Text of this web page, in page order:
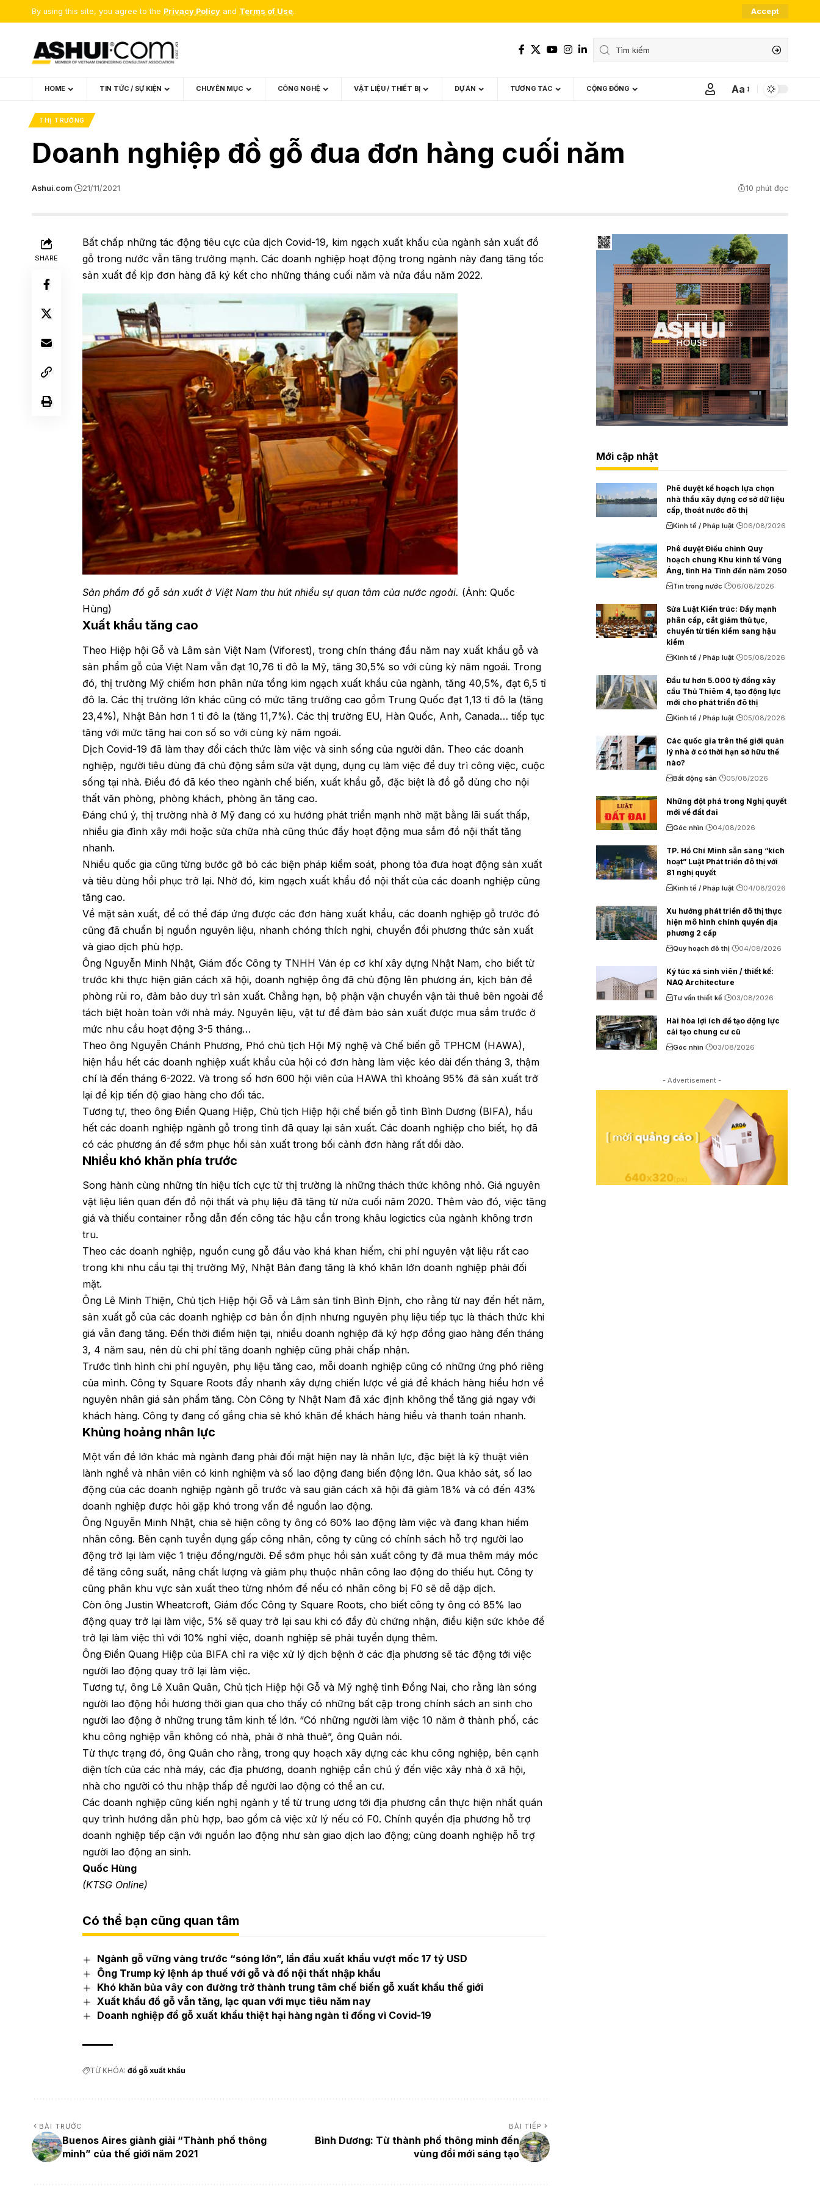
By using this site, you agree to the Privacy Policy and Terms of Use. Accept
HOME TIN TỨC / SỰ KIỆN CHUYÊN MỤC CÔNG NGHỆ VẬT LIỆU / THIẾT BỊ DỰ ÁN TƯƠNG TÁC CỘNG ĐỒNG
Font
Aa
THỊ TRƯỜNG
Doanh nghiệp đồ gỗ đua đơn hàng cuối năm
Ashui.com 21/11/2021 10 phút đọc
SHARE
Bất chấp những tác động tiêu cực của dịch Covid-19, kim ngạch xuất khẩu của ngành sản xuất đồ
gỗ trong nước vẫn tăng trưởng mạnh. Các doanh nghiệp hoạt động trong ngành này đang tăng tốc
sản xuất để kịp đơn hàng đã ký kết cho những tháng cuối năm và nửa đầu năm 2022.
Sản phẩm đồ gỗ sản xuất ở Việt Nam thu hút nhiều sự quan tâm của nước ngoài. (Ảnh: Quốc
Hùng)
Xuất khẩu tăng cao
Theo Hiệp hội Gỗ và Lâm sản Việt Nam (Viforest), trong chín tháng đầu năm nay xuất khẩu gỗ và
sản phẩm gỗ của Việt Nam vẫn đạt 10,76 tỉ đô la Mỹ, tăng 30,5% so với cùng kỳ năm ngoái. Trong
đó, thị trường Mỹ chiếm hơn phân nửa tổng kim ngạch xuất khẩu của ngành, tăng 40,5%, đạt 6,5 tỉ
đô la. Các thị trường lớn khác cũng có mức tăng trưởng cao gồm Trung Quốc đạt 1,13 tỉ đô la (tăng
23,4%), Nhật Bản hơn 1 tỉ đô la (tăng 11,7%). Các thị trường EU, Hàn Quốc, Anh, Canada… tiếp tục
tăng với mức tăng hai con số so với cùng kỳ năm ngoái.
Dịch Covid-19 đã làm thay đổi cách thức làm việc và sinh sống của người dân. Theo các doanh
nghiệp, người tiêu dùng đã chủ động sắm sửa vật dụng, dụng cụ làm việc để duy trì công việc, cuộc
sống tại nhà. Điều đó đã kéo theo ngành chế biến, xuất khẩu gỗ, đặc biệt là đồ gỗ dùng cho nội
thất văn phòng, phòng khách, phòng ăn tăng cao.
Đáng chú ý, thị trường nhà ở Mỹ đang có xu hướng phát triển mạnh nhờ mặt bằng lãi suất thấp,
nhiều gia đình xây mới hoặc sửa chữa nhà cũng thúc đẩy hoạt động mua sắm đồ nội thất tăng
nhanh.
Nhiều quốc gia cũng từng bước gỡ bỏ các biện pháp kiểm soát, phong tỏa đưa hoạt động sản xuất
và tiêu dùng hồi phục trở lại. Nhờ đó, kim ngạch xuất khẩu đồ nội thất của các doanh nghiệp cũng
tăng cao.
Về mặt sản xuất, để có thể đáp ứng được các đơn hàng xuất khẩu, các doanh nghiệp gỗ trước đó
cũng đã chuẩn bị nguồn nguyên liệu, nhanh chóng thích nghi, chuyển đổi phương thức sản xuất
và giao dịch phù hợp.
Ông Nguyễn Minh Nhật, Giám đốc Công ty TNHH Ván ép cơ khí xây dựng Nhật Nam, cho biết từ
trước khi thực hiện giãn cách xã hội, doanh nghiệp ông đã chủ động lên phương án, kịch bản đề
phòng rủi ro, đảm bảo duy trì sản xuất. Chẳng hạn, bộ phận vận chuyển vận tải thuê bên ngoài để
tách biệt hoàn toàn với nhà máy. Nguyên liệu, vật tư để đảm bảo sản xuất được mua sắm trước ở
mức nhu cầu hoạt động 3-5 tháng…
Theo ông Nguyễn Chánh Phương, Phó chủ tịch Hội Mỹ nghệ và Chế biến gỗ TPHCM (HAWA),
hiện hầu hết các doanh nghiệp xuất khẩu của hội có đơn hàng làm việc kéo dài đến tháng 3, thậm
chí là đến tháng 6-2022. Và trong số hơn 600 hội viên của HAWA thì khoảng 95% đã sản xuất trở
lại để kịp tiến độ giao hàng cho đối tác.
Tương tự, theo ông Điền Quang Hiệp, Chủ tịch Hiệp hội chế biến gỗ tỉnh Bình Dương (BIFA), hầu
hết các doanh nghiệp ngành gỗ trong tỉnh đã quay lại sản xuất. Các doanh nghiệp cho biết, họ đã
có các phương án để sớm phục hồi sản xuất trong bối cảnh đơn hàng rất dồi dào.
Nhiều khó khăn phía trước
Song hành cùng những tín hiệu tích cực từ thị trường là những thách thức không nhỏ. Giá nguyên
vật liệu liên quan đến đồ nội thất và phụ liệu đã tăng từ nửa cuối năm 2020. Thêm vào đó, việc tăng
giá và thiếu container rỗng dẫn đến công tác hậu cần trong khâu logictics của ngành không trơn
tru.
Theo các doanh nghiệp, nguồn cung gỗ đầu vào khá khan hiếm, chi phí nguyên vật liệu rất cao
trong khi nhu cầu tại thị trường Mỹ, Nhật Bản đang tăng là khó khăn lớn doanh nghiệp phải đối
mặt.
Ông Lê Minh Thiện, Chủ tịch Hiệp hội Gỗ và Lâm sản tỉnh Bình Định, cho rằng từ nay đến hết năm,
sản xuất gỗ của các doanh nghiệp cơ bản ổn định nhưng nguyên phụ liệu tiếp tục là thách thức khi
giá vẫn đang tăng. Đến thời điểm hiện tại, nhiều doanh nghiệp đã ký hợp đồng giao hàng đến tháng
3, 4 năm sau, nên dù chi phí tăng doanh nghiệp cũng phải chấp nhận.
Trước tình hình chi phí nguyên, phụ liệu tăng cao, mỗi doanh nghiệp cũng có những ứng phó riêng
của mình. Công ty Square Roots đẩy nhanh xây dựng chiến lược về giá để khách hàng hiểu hơn về
nguyên nhân giá sản phẩm tăng. Còn Công ty Nhật Nam đã xác định không thể tăng giá ngay với
khách hàng. Công ty đang cố gắng chia sẻ khó khăn để khách hàng hiểu và thanh toán nhanh.
Khủng hoảng nhân lực
Một vấn đề lớn khác mà ngành đang phải đối mặt hiện nay là nhân lực, đặc biệt là kỹ thuật viên
lành nghề và nhân viên có kinh nghiệm và số lao động đang biến động lớn. Qua khảo sát, số lao
động của các doanh nghiệp ngành gỗ trước và sau giãn cách xã hội đã giảm 18% và có đến 43%
doanh nghiệp được hỏi gặp khó trong vấn đề nguồn lao động.
Ông Nguyễn Minh Nhật, chia sẻ hiện công ty ông có 60% lao động làm việc và đang khan hiếm
nhân công. Bên cạnh tuyển dụng gấp công nhân, công ty cũng có chính sách hỗ trợ người lao
động trở lại làm việc 1 triệu đồng/người. Để sớm phục hồi sản xuất công ty đã mua thêm máy móc
để tăng công suất, nâng chất lượng và giảm phụ thuộc nhân công lao động do thiếu hụt. Công ty
cũng phân khu vực sản xuất theo từng nhóm để nếu có nhân công bị F0 sẽ dễ dập dịch.
Còn ông Justin Wheatcroft, Giám đốc Công ty Square Roots, cho biết công ty ông có 85% lao
động quay trở lại làm việc, 5% sẽ quay trở lại sau khi có đầy đủ chứng nhận, điều kiện sức khỏe để
trở lại làm việc thì với 10% nghỉ việc, doanh nghiệp sẽ phải tuyển dụng thêm.
Ông Điền Quang Hiệp của BIFA chỉ ra việc xử lý dịch bệnh ở các địa phương sẽ tác động tới việc
người lao động quay trở lại làm việc.
Tương tự, ông Lê Xuân Quân, Chủ tịch Hiệp hội Gỗ và Mỹ nghệ tỉnh Đồng Nai, cho rằng làn sóng
người lao động hồi hương thời gian qua cho thấy có những bất cập trong chính sách an sinh cho
người lao động ở những trung tâm kinh tế lớn. “Có những người làm việc 10 năm ở thành phố, các
khu công nghiệp vẫn không có nhà, phải ở nhà thuê”, ông Quân nói.
Từ thực trạng đó, ông Quân cho rằng, trong quy hoạch xây dựng các khu công nghiệp, bên cạnh
diện tích của các nhà máy, các địa phương, doanh nghiệp cần chú ý đến việc xây nhà ở xã hội,
nhà cho người có thu nhập thấp để người lao động có thể an cư.
Các doanh nghiệp cũng kiến nghị ngành y tế từ trung ương tới địa phương cần thực hiện nhất quán
quy trình hướng dẫn phù hợp, bao gồm cả việc xử lý nếu có F0. Chính quyền địa phương hỗ trợ
doanh nghiệp tiếp cận với nguồn lao động như sàn giao dịch lao động; cùng doanh nghiệp hỗ trợ
người lao động an sinh.
Quốc Hùng
(KTSG Online)
Có thể bạn cũng quan tâm
Ngành gỗ vững vàng trước “sóng lớn”, lần đầu xuất khẩu vượt mốc 17 tỷ USD
Ông Trump ký lệnh áp thuế với gỗ và đồ nội thất nhập khẩu
Khó khăn bủa vây con đường trở thành trung tâm chế biến gỗ xuất khẩu thế giới
Xuất khẩu đồ gỗ vẫn tăng, lạc quan với mục tiêu năm nay
Doanh nghiệp đồ gỗ xuất khẩu thiệt hại hàng ngàn tỉ đồng vì Covid-19
TỪ KHÓA: đồ gỗ xuất khẩu
BÀI TRƯỚC
Buenos Aires giành giải “Thành phố thông
minh” của thế giới năm 2021
BÀI TIẾP
Bình Dương: Từ thành phố thông minh đến
vùng đổi mới sáng tạo
Mới cập nhật
Phê duyệt kế hoạch lựa chọn
nhà thầu xây dựng cơ sở dữ liệu
cấp, thoát nước đô thị
Kinh tế / Pháp luật 06/08/2026
Phê duyệt Điều chỉnh Quy
hoạch chung Khu kinh tế Vũng
Áng, tỉnh Hà Tĩnh đến năm 2050
Tin trong nước 06/08/2026
Sửa Luật Kiến trúc: Đẩy mạnh
phân cấp, cắt giảm thủ tục,
chuyển từ tiền kiểm sang hậu
kiểm
Kinh tế / Pháp luật 05/08/2026
Đầu tư hơn 5.000 tỷ đồng xây
cầu Thủ Thiêm 4, tạo động lực
mới cho phát triển đô thị
Kinh tế / Pháp luật 05/08/2026
Các quốc gia trên thế giới quản
lý nhà ở có thời hạn sở hữu thế
nào?
Bất động sản 05/08/2026
Những đột phá trong Nghị quyết
mới về đất đai
Góc nhìn 04/08/2026
TP. Hồ Chí Minh sẵn sàng “kích
hoạt” Luật Phát triển đô thị với
81 nghị quyết
Kinh tế / Pháp luật 04/08/2026
Xu hướng phát triển đô thị thực
hiện mô hình chính quyền địa
phương 2 cấp
Quy hoạch đô thị 04/08/2026
Ký túc xá sinh viên / thiết kế:
NAQ Architecture
Tư vấn thiết kế 03/08/2026
Hài hòa lợi ích để tạo động lực
cải tạo chung cư cũ
Góc nhìn 03/08/2026
- Advertisement -